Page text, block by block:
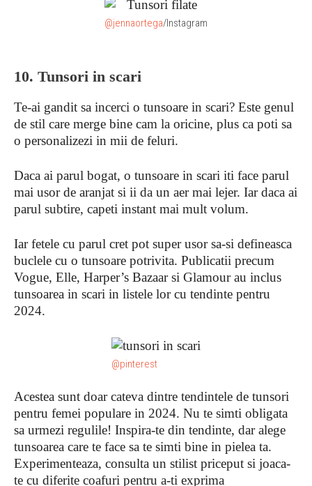
@jennaortega/Instagram
10. Tunsori in scari
Te-ai gandit sa incerci o tunsoare in scari? Este genul
de stil care merge bine cam la oricine, plus ca poti sa
o personalizezi in mii de feluri.
Daca ai parul bogat, o tunsoare in scari iti face parul
mai usor de aranjat si ii da un aer mai lejer. Iar daca ai
parul subtire, capeti instant mai mult volum.
Iar fetele cu parul cret pot super usor sa-si defineasca
buclele cu o tunsoare potrivita. Publicatii precum
Vogue, Elle, Harper’s Bazaar si Glamour au inclus
tunsoarea in scari in listele lor cu tendinte pentru
2024.
@pinterest
Acestea sunt doar cateva dintre tendintele de tunsori
pentru femei populare in 2024. Nu te simti obligata
sa urmezi regulile! Inspira-te din tendinte, dar alege
tunsoarea care te face sa te simti bine in pielea ta.
Experimenteaza, consulta un stilist priceput si joaca-
te cu diferite coafuri pentru a-ti exprima